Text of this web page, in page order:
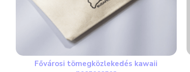
Fővárosi tömegközlekedés kawaii